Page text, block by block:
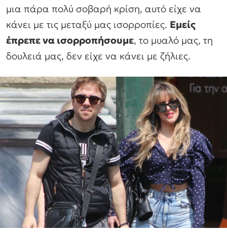
μια πάρα πολύ σοβαρή κρίση, αυτό είχε να
κάνει με τις μεταξύ μας ισορροπίες. Εμείς
έπρεπε να ισορροπήσουμε, το μυαλό μας, τη
δουλειά μας, δεν είχε να κάνει με ζήλιες.